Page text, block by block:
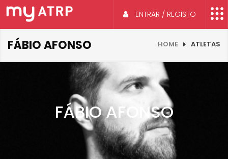
ENTRAR / REGISTO
FÁBIO AFONSO HOME ATLETAS
FÁBIO AFONSO